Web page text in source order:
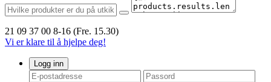
21 09 37 00 8-16 (Fre. 15.30)
Vi er klare til å hjelpe deg!
Logg inn